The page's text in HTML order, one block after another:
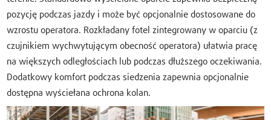
pozycję podczas jazdy i może być opcjonalnie dostosowane do
wzrostu operatora. Rozkładany fotel zintegrowany w oparciu (z
czujnikiem wychwytującym obecność operatora) ułatwia pracę
na większych odległościach lub podczas dłuższego oczekiwania.
Dodatkowy komfort podczas siedzenia zapewnia opcjonalnie
dostępna wyściełana ochrona kolan.